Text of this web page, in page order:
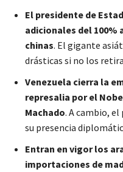
El presidente de
adicionales del
chinas. El gigante
drásticas si no los
Venezuela cierra la
represalia por el
Machado. A cambio,
su presencia
Entran en vigor los
importaciones de